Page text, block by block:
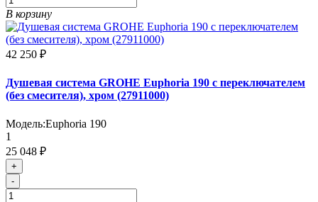
В корзину
42 250 ₽
Душевая система GROHE Euphoria 190 с переключателем
(без смесителя), хром (27911000)
Модель:Euphoria 190
1
25 048 ₽
+
-